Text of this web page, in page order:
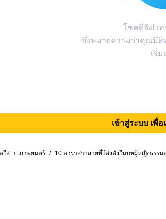
โชคดีจัง! เท
ซึ่งหมายความว่าคุณมีสิ
เริ่ม
เข้าสู่ระบบ เพื่
ใส / ภาพยนตร์ / 10 ดาราสาวสวยที่โด่งดังในบทผู้หญิงธรรม